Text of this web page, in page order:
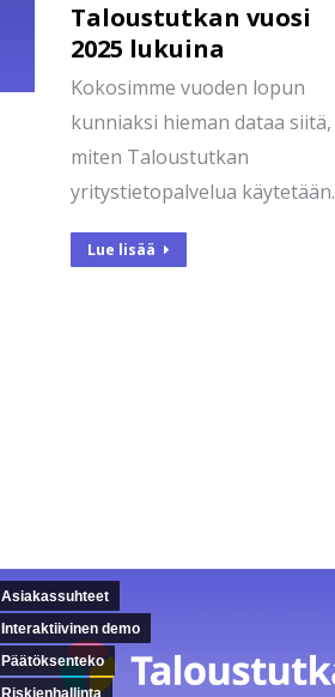
Taloustutkan vuosi
2025 lukuina
Kokosimme vuoden lopun
kunniaksi hieman dataa siitä,
miten Taloustutkan
yritystietopalvelua käytetään.
Lue lisää
Asiakassuhteet
Interaktiivinen demo
Päätöksenteko
Riskienhallinta